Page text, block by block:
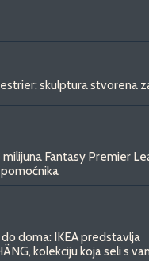
skulptura stvorena
milijuna Fantasy Premier
doma: IKEA predstavlja
kolekciju koja seli s